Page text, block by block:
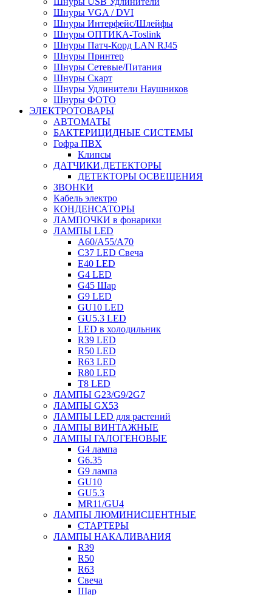
Шнуры VGA / DVI
Шнуры Интерфейс/Шлейфы
Шнуры ОПТИКА-Toslink
Шнуры Патч-Корд LAN RJ45
Шнуры Принтер
Шнуры Сетевые/Питания
Шнуры Скарт
Шнуры Удлинители Наушников
Шнуры ФОТО
ЭЛЕКТРОТОВАРЫ
АВТОМАТЫ
БАКТЕРИЦИДНЫЕ СИСТЕМЫ
Гофра ПВХ
Клипсы
ДАТЧИКИ,ДЕТЕКТОРЫ
ДЕТЕКТОРЫ ОСВЕЩЕНИЯ
ЗВОНКИ
Кабель электро
КОНДЕНСАТОРЫ
ЛАМПОЧКИ в фонарики
ЛАМПЫ LED
A60/A55/A70
C37 LED Свеча
E40 LED
G4 LED
G45 Шар
G9 LED
GU10 LED
GU5.3 LED
LED в холодильник
R39 LED
R50 LED
R63 LED
R80 LED
T8 LED
ЛАМПЫ G23/G9/2G7
ЛАМПЫ GX53
ЛАМПЫ LED для растений
ЛАМПЫ ВИНТАЖНЫЕ
ЛАМПЫ ГАЛОГЕНОВЫЕ
G4 лампа
G6.35
G9 лампа
GU10
GU5.3
MR11/GU4
ЛАМПЫ ЛЮМИНИСЦЕНТНЫЕ
СТАРТЕРЫ
ЛАМПЫ НАКАЛИВАНИЯ
R39
R50
R63
Свеча
Шар